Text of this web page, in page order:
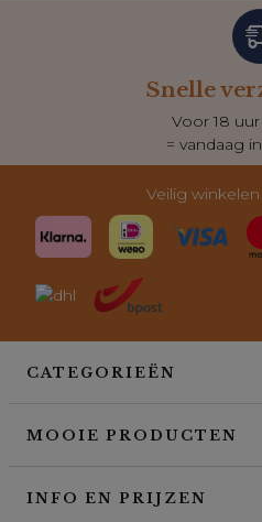
Snelle
Voor 18
= vandaag
Veilig
CATEGORIEËN
MOOIE PRODUCTEN
INFO EN PRIJZEN